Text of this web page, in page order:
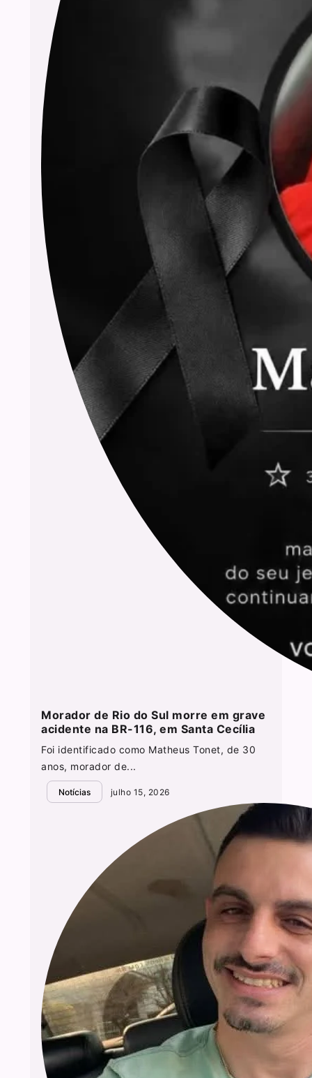
Morador de Rio do Sul morre em grave
acidente na BR-116, em Santa Cecília
Foi identificado como Matheus Tonet, de 30
anos, morador de...
Notícias julho 15, 2026